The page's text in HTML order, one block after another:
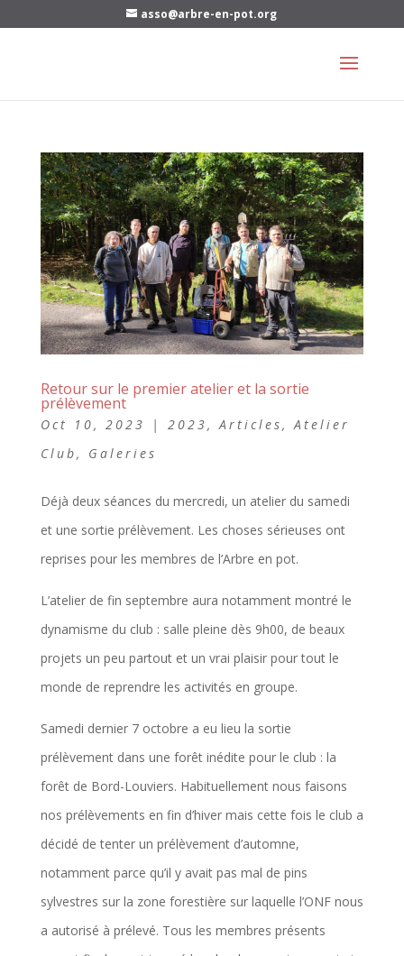
asso@arbre-en-pot.org
Retour sur le premier atelier et la sortie
prélèvement
Oct 10, 2023 | 2023,Articles,Atelier
Club, Galeries
Déjà deux séances du mercredi, un atelier du samedi
et une sortie prélèvement. Les choses sérieuses ont
reprises pour les membres de l’Arbre en pot.
L’atelier de fin septembre aura notamment montré le
dynamisme du club : salle pleine dès 9h00, de beaux
projets un peu partout et un vrai plaisir pour tout le
monde de reprendre les activités en groupe.
Samedi dernier 7 octobre a eu lieu la sortie
prélèvement dans une forêt inédite pour le club : la
forêt de Bord-Louviers. Habituellement nous faisons
nos prélèvements en fin d’hiver mais cette fois le club a
décidé de tenter un prélèvement d’automne,
notamment parce qu’il y avait pas mal de pins
sylvestres sur la zone forestière sur laquelle l’ONF nous
a autorisé à prélevé. Tous les membres présents